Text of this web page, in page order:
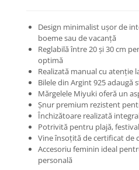
Brățări de picior din Argint
COLIERE
Coliere cu mărgele colorate și
Argint
Coliere cu pietre semiprețioase
Design minimalist ușor de
boeme sau de vacanță
Reglabilă între 20 și 30 cm
optimă
Realizată manual cu atenție
Bilele din Argint 925 adaugă
Mărgelele Miyuki oferă un
Șnur premium rezistent
Închizătoare realizată
Potrivită pentru plajă,
Vine însoțită de certificat de
Accesoriu feminin ideal
personală